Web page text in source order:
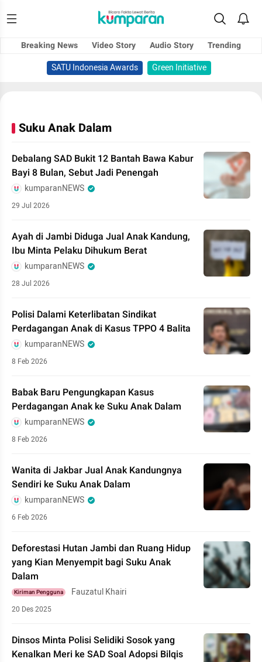
Breaking News Video Story Audio Story
Trending
SATU Indonesia Awards
Green Initiative
Suku Anak Dalam
Debalang SAD Bukit 12 Bantah Bawa Kabur
Bayi 8 Bulan, Sebut Jadi Penengah
kumparanNEWS
29 Jul 2026
Ayah di Jambi Diduga Jual Anak Kandung,
Ibu Minta Pelaku Dihukum Berat
kumparanNEWS
28 Jul 2026
Polisi Dalami Keterlibatan Sindikat
Perdagangan Anak di Kasus TPPO 4 Balita
kumparanNEWS
8 Feb 2026
Babak Baru Pengungkapan Kasus
Perdagangan Anak ke Suku Anak Dalam
kumparanNEWS
8 Feb 2026
Wanita di Jakbar Jual Anak Kandungnya
Sendiri ke Suku Anak Dalam
kumparanNEWS
6 Feb 2026
Deforestasi Hutan Jambi dan Ruang Hidup
yang Kian Menyempit bagi Suku Anak
Dalam
Kiriman Pengguna Fauzatul Khairi
20 Des 2025
Dinsos Minta Polisi Selidiki Sosok yang
Kenalkan Meri ke SAD Soal Adopsi Bilqis